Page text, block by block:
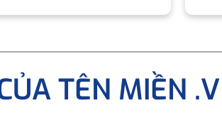
TÊN MIỀN